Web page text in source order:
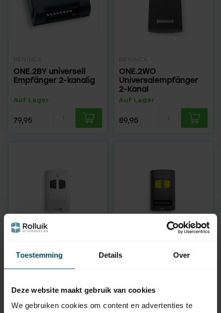
Toestemming Details Over
Deze website maakt gebruik van cookies
We gebruiken cookies om content en advertenties te
BENINCA
ONE.2BY universell
Empfänger 2-kanalig
Auf Lager
79,95
BENINCA
ONE.2WO
Universalempfänger
2-Kanal
Auf Lager
89,95
TO.GO 2 AK
Fernsteuerung 2-
Auf Lager
34,95
TO.GO 2 VA-
Auf Lager
34,95